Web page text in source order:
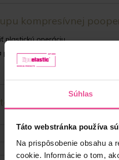
Súhlas
Táto webstránka používa
Na prispôsobenie obsahu a
cookie. Informácie o tom,
kompresívnej
plastickú operáciu
operáciu
zvolili pre plastickú